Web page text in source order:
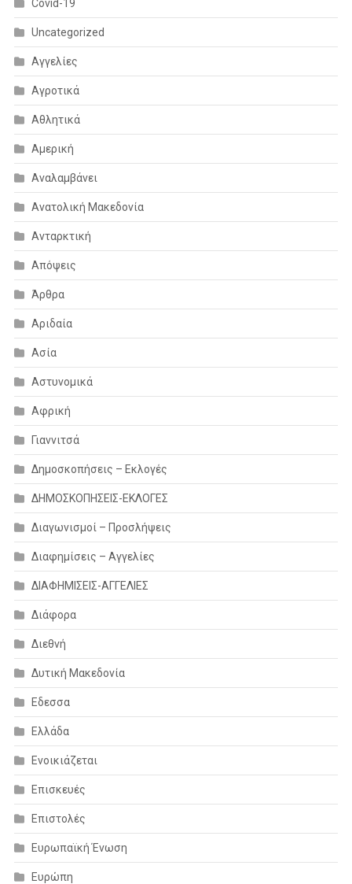
Covid-19
Uncategorized
Αγγελίες
Αγροτικά
Αθλητικά
Αμερική
Αναλαμβάνει
Ανατολική Μακεδονία
Ανταρκτική
Απόψεις
Άρθρα
Αριδαία
Ασία
Αστυνομικά
Αφρική
Γιαννιτσά
Δημοσκοπήσεις – Εκλογές
ΔΗΜΟΣΚΟΠΗΣΕΙΣ-ΕΚΛΟΓΕΣ
Διαγωνισμοί – Προσλήψεις
Διαφημίσεις – Αγγελίες
ΔΙΑΦΗΜΙΣΕΙΣ-ΑΓΓΕΛΙΕΣ
Διάφορα
Διεθνή
Δυτική Μακεδονία
Εδεσσα
Ελλάδα
Ενοικιάζεται
Επισκευές
Επιστολές
Ευρωπαϊκή Ένωση
Ευρώπη